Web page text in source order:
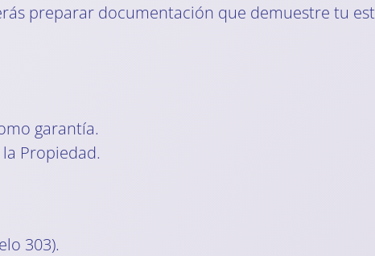
preparar documentación que demuestre tu
garantía.
Propiedad.
303).